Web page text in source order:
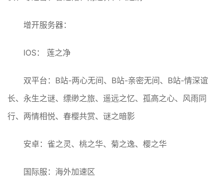
增开服务器：
IOS： 莲之净
双平台：B站-两心无间、B站-亲密无间、B站-情深谊
长、永生之谜、缥缈之旅、遥远之忆、孤高之心、风雨同
行、两情相悦、春樱共赏、谜之暗影
安卓：雀之灵、桃之华、菊之逸、樱之华
国际服：海外加速区